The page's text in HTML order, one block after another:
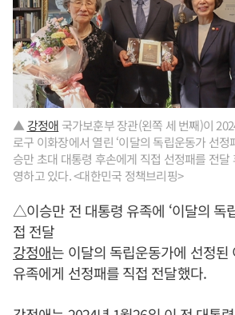
▲ 강정애 국가보훈부 장관(왼쪽 세 번째)이
로구 이화장에서 열린 ‘이달의 독립운동가 선정
승만 초대 대통령 후손에게 직접 선정패를 전달
영하고 있다. <대한민국 정책브리핑>
△이승만 전 대통령 유족에 ‘이달의 독
접 전달
강정애는 이달의 독립운동가에 선정된
유족에게 선정패를 직접 전달했다.